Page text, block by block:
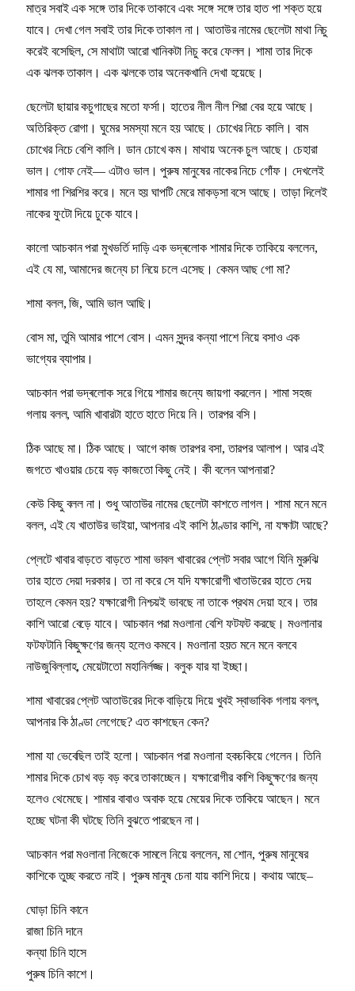
মাত্র সবাই এক সঙ্গে তার দিকে তাকাবে এবং সঙ্গে সঙ্গে তার হাত পা শক্ত হয়ে
যাবে। দেখা গেল সবাই তার দিকে তাকাল না। আতাউর নামের ছেলেটা মাথা নিচু
করেই বসেছিল, সে মাথাটা আরো খানিকটা নিচু করে ফেলল। শামা তার দিকে
এক ঝলক তাকাল। এক ঝলকে তার অনেকখানি দেখা হয়েছে।
ছেলেটা ছায়ার কচুগাছের মতো ফর্সা। হাতের নীল নীল শিরা বের হয়ে আছে।
অতিরিক্ত রোগা। ঘুমের সমস্যা মনে হয় আছে। চোখের নিচে কালি। বাম
চোখের নিচে বেশি কালি। ডান চোখে কম। মাথায় অনেক চুল আছে। চেহারা
ভাল। গোফ নেই— এটাও ভাল। পুরুষ মানুষের নাকের নিচে গোঁফ। দেখলেই
শামার গা শিরশির করে। মনে হয় ঘাপটি মেরে মাকড়সা বসে আছে। তাড়া দিলেই
নাকের ফুটো দিয়ে ঢুকে যাবে।
কালো আচকান পরা মুখভর্তি দাড়ি এক ভদ্ৰলোক শামার দিকে তাকিয়ে বললেন,
এই যে মা, আমাদের জন্যে চা নিয়ে চলে এসেছ। কেমন আছ গো মা?
শামা বলল, জি, আমি ভাল আছি।
বোস মা, তুমি আমার পাশে বোস। এমন সুন্দর কন্যা পাশে নিয়ে বসাও এক
ভাগ্যের ব্যাপার।
আচকান পরা ভদ্ৰলোক সরে গিয়ে শামার জন্যে জায়গা করলেন। শামা সহজ
গলায় বলল, আমি খাবারটা হাতে হাতে দিয়ে নি। তারপর বসি।
ঠিক আছে মা। ঠিক আছে। আগে কাজ তারপর বসা, তারপর আলাপ। আর এই
জগতে খাওয়ার চেয়ে বড় কাজতো কিছু নেই। কী বলেন আপনারা?
কেউ কিছু বলল না। শুধু আতাউর নামের ছেলেটা কাশতে লাগল। শামা মনে মনে
বলল, এই যে খাতাউর ভাইয়া, আপনার এই কাশি ঠাণ্ডার কাশি, না যক্ষাটা আছে?
প্লেটে খাবার বাড়তে বাড়তে শামা ভাবল খাবারের প্লেট সবার আগে যিনি মুরুঝি
তার হাতে দেয়া দরকার। তা না করে সে যদি যক্ষারোগী খাতাউরের হাতে দেয়
তাহলে কেমন হয়? যক্ষারোগী নিশ্চয়ই ভাবছে না তাকে প্রথম দেয়া হবে। তার
কাশি আরো বেড়ে যাবে। আচকান পরা মওলানা বেশি ফটফট করছে। মওলানার
ফটফটানি কিছুক্ষণের জন্য হলেও কমবে। মওলানা হয়ত মনে মনে বলবে
নাউজুবিল্লাহ, মেয়েটাতো মহানিৰ্লজ্জ। বলুক যার যা ইচ্ছা।
শামা খাবারের প্লেট আতাউরের দিকে বাড়িয়ে দিয়ে খুবই স্বাভাবিক গলায় বলল,
আপনার কি ঠাণ্ডা লেগেছে? এত কাশছেন কেন?
শামা যা ভেবেছিল তাই হলো। আচকান পরা মওলানা হকচকিয়ে গেলেন। তিনি
শামার দিকে চোখ বড় বড় করে তাকাচ্ছেন। যক্ষারোগীর কাশি কিছুক্ষণের জন্য
হলেও থেমেছে। শামার বাবাও অবাক হয়ে মেয়ের দিকে তাকিয়ে আছেন। মনে
হচ্ছে ঘটনা কী ঘটছে তিনি বুঝতে পারছেন না।
আচকান পরা মওলানা নিজেকে সামলে নিয়ে বললেন, মা শোন, পুরুষ মানুষের
কাশিকে তুচ্ছ করতে নাই। পুরুষ মানুষ চেনা যায় কাশি দিয়ে। কথায় আছে–
ঘোড়া চিনি কানে
রাজা চিনি দানে
কন্যা চিনি হাসে
পুরুষ চিনি কাশে।